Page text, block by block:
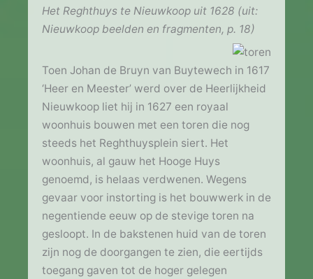
Het Reghthuys te Nieuwkoop uit 1628 (uit:
Nieuwkoop beelden en fragmenten, p. 18)
Toen Johan de Bruyn van Buytewech in 1617
‘Heer en Meester’ werd over de Heerlijkheid
Nieuwkoop liet hij in 1627 een royaal
woonhuis bouwen met een toren die nog
steeds het Reghthuysplein siert. Het
woonhuis, al gauw het Hooge Huys
genoemd, is helaas verdwenen. Wegens
gevaar voor instorting is het bouwwerk in de
negentiende eeuw op de stevige toren na
gesloopt. In de bakstenen huid van de toren
zijn nog de doorgangen te zien, die eertijds
toegang gaven tot de hoger gelegen